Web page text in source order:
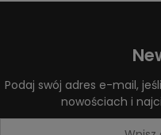
Podaj swój adres e-mail,
nowościach i